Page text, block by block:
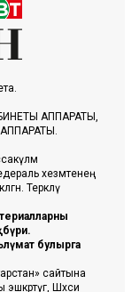
АППАРАТЫ,
хезмәтенең
Теркәлү
булырга
сайтына
Шәхси